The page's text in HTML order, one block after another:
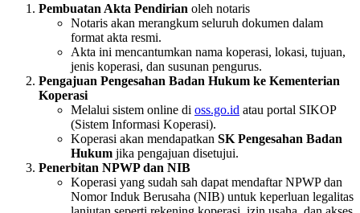
Pembuatan Akta Pendirian oleh notaris
Notaris akan merangkum seluruh dokumen dalam
format akta resmi.
Akta ini mencantumkan nama koperasi, lokasi, tujuan,
jenis koperasi, dan susunan pengurus.
Pengajuan Pengesahan Badan Hukum ke Kementerian
Koperasi
Melalui sistem online di oss.go.id atau portal SIKOP
(Sistem Informasi Koperasi).
Koperasi akan mendapatkan SK Pengesahan Badan
Hukum jika pengajuan disetujui.
Penerbitan NPWP dan NIB
Koperasi yang sudah sah dapat mendaftar NPWP dan
Nomor Induk Berusaha (NIB) untuk keperluan legalitas